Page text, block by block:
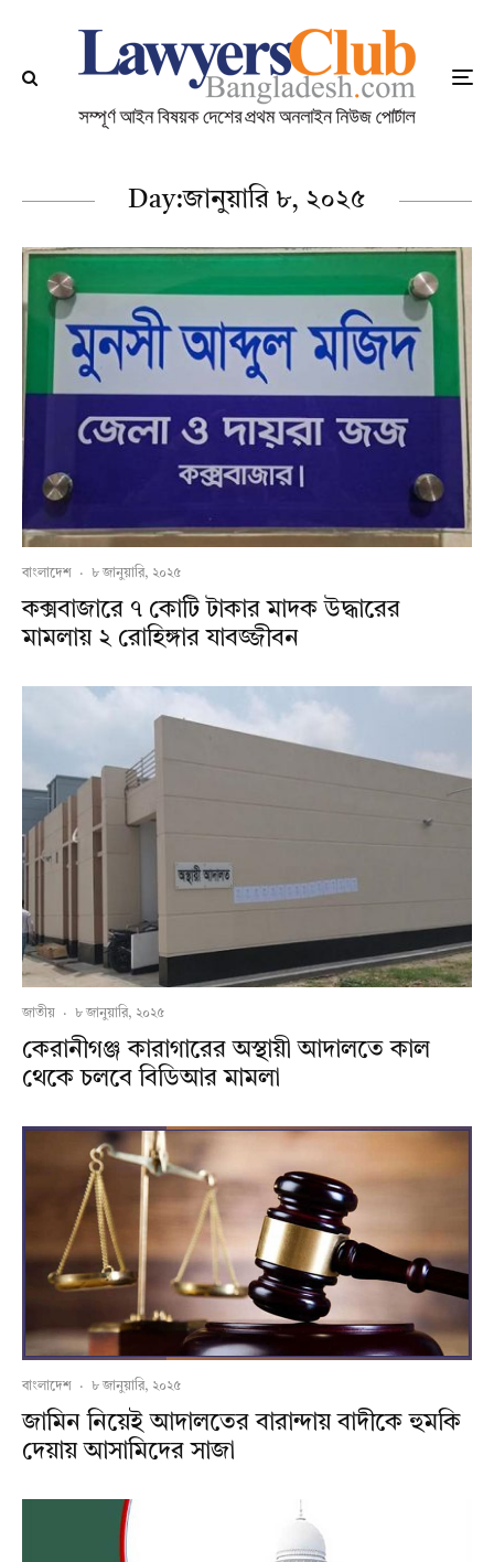
Day:জানুয়ারি ৮, ২০২৫
বাংলাদেশ · ৮ জানুয়ারি, ২০২৫
কক্সবাজারে ৭ কোটি টাকার মাদক উদ্ধারের
মামলায় ২ রোহিঙ্গার যাবজ্জীবন
জাতীয় · ৮ জানুয়ারি, ২০২৫
কেরানীগঞ্জ কারাগারের অস্থায়ী আদালতে কাল
থেকে চলবে বিডিআর মামলা
বাংলাদেশ · ৮ জানুয়ারি, ২০২৫
জামিন নিয়েই আদালতের বারান্দায় বাদীকে হুমকি
দেয়ায় আসামিদের সাজা